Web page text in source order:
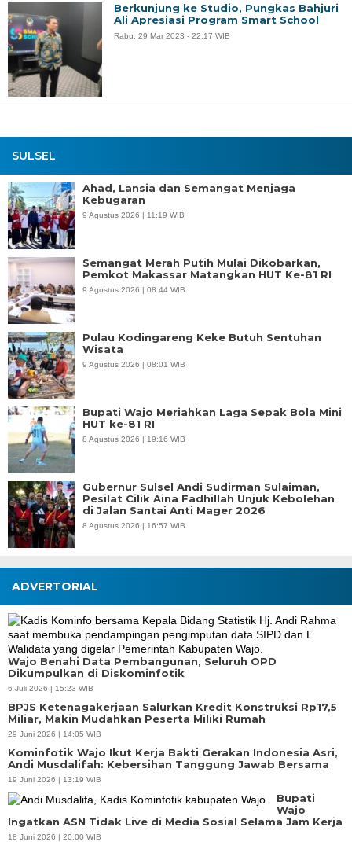
SULSEL
Ahad, Lansia dan Semangat Menjaga
Kebugaran
9 Agustus 2026 | 11:19 WIB
Semangat Merah Putih Mulai Dikobarkan,
Pemkot Makassar Matangkan HUT Ke-81 RI
9 Agustus 2026 | 08:44 WIB
Pulau Kodingareng Keke Butuh Sentuhan
Wisata
9 Agustus 2026 | 08:01 WIB
Bupati Wajo Meriahkan Laga Sepak Bola Mini
HUT ke-81 RI
8 Agustus 2026 | 19:16 WIB
Gubernur Sulsel Andi Sudirman Sulaiman,
Pesilat Cilik Aina Fadhillah Unjuk Kebolehan
di Jalan Santai Anti Mager 2026
8 Agustus 2026 | 16:57 WIB
Berkunjung ke Studio, Pungkas Bahjuri
Ali Apresiasi Program Smart School
Rabu, 29 Mar 2023 - 22:17 WIB
ADVERTORIAL
Wajo Benahi Data Pembangunan, Seluruh OPD
Dikumpulkan di Diskominfotik
6 Juli 2026 | 15:23 WIB
BPJS Ketenagakerjaan Salurkan Kredit Konstruksi Rp17,5
Miliar, Makin Mudahkan Peserta Miliki Rumah
29 Juni 2026 | 14:05 WIB
Kominfotik Wajo Ikut Kerja Bakti Gerakan Indonesia Asri,
Andi Musdalifah: Kebersihan Tanggung Jawab Bersama
19 Juni 2026 | 13:19 WIB
Bupati
Wajo
Ingatkan ASN Tidak Live di Media Sosial Selama Jam Kerja
18 Juni 2026 | 20:00 WIB